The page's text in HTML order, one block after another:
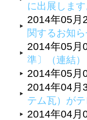
に出展します
2014年05月
関するお知
2014年05月
準〕（連結）
2014年05月
2014年04月
テム瓦）が
2014年04月